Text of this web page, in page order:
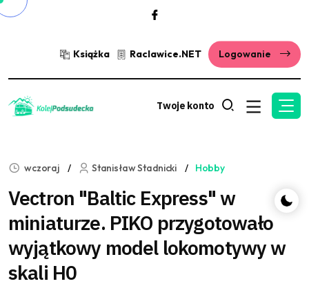
Książka Raclawice.NET Logowanie
Twoje konto
wczoraj Stanisław Stadnicki Hobby
Vectron "Baltic Express" w
miniaturze. PIKO przygotowało
wyjątkowy model lokomotywy w
skali H0